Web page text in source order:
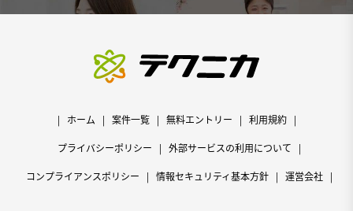
ホーム 案件一覧 無料エントリー 利用規約
プライバシーポリシー 外部サービスの利用について
コンプライアンスポリシー 情報セキュリティ基本方針 運営会社